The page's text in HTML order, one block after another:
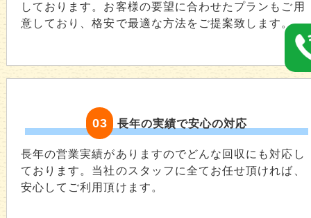
しております。お客様の要望に合わせたプランもご用
意しており、格安で最適な方法をご提案致します。
03 長年の実績で安心の対応
長年の営業実績がありますのでどんな回収にも対応し
ております。当社のスタッフに全てお任せ頂ければ、
安心してご利用頂けます。